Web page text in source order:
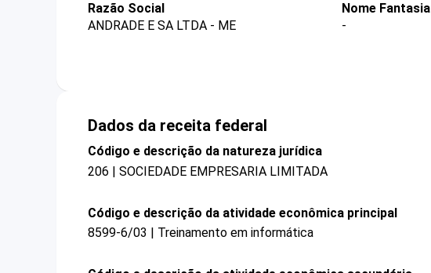
Razão Social
ANDRADE E SA LTDA - ME
Nome Fantasia
-
Dados da receita federal
Código e descrição da natureza jurídica
206 | SOCIEDADE EMPRESARIA LIMITADA
Código e descrição da atividade econômica principal
8599-6/03 | Treinamento em informática